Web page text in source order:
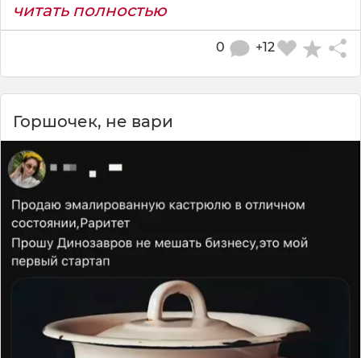
читать полностью
+12
0
Горшочек, не вари